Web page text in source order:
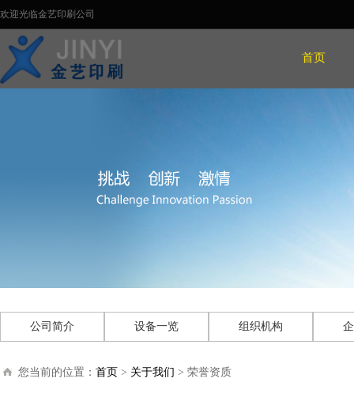
欢迎光临金艺印刷公司
首页
公司简介 设备一览 组织机构
您当前的位置： 首页 > 关于我们 > 荣誉资质